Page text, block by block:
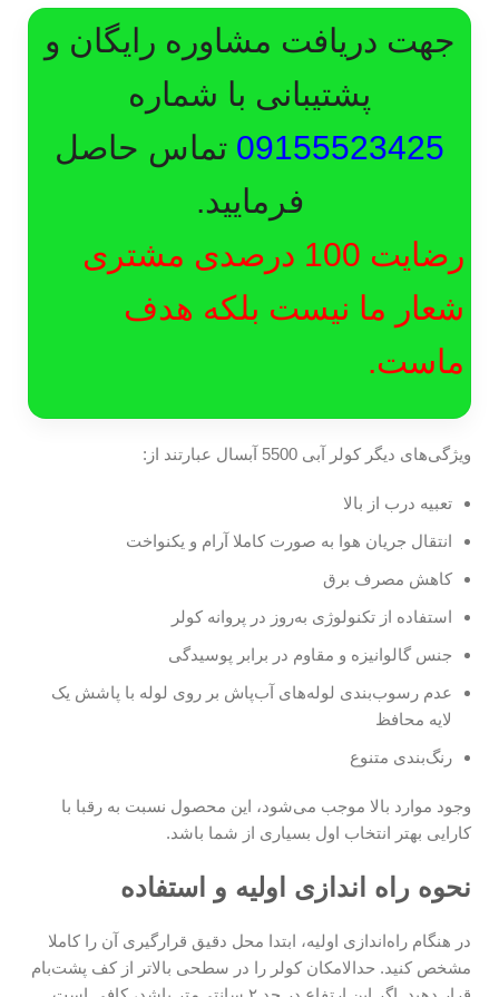
جهت دریافت مشاوره رایگان و
پشتیبانی با شماره
09155523425 تماس حاصل
فرمایید.
رضایت 100 درصدی مشتری
شعار ما نیست بلکه هدف
ماست.
ویژگی‌های دیگر کولر آبی 5500 آبسال عبارتند از:
تعبیه درب از بالا
انتقال جریان هوا به صورت کاملا آرام و یکنواخت
کاهش مصرف برق
استفاده از تکنولوژی به‌روز در پروانه کولر
جنس گالوانیزه و مقاوم در برابر پوسیدگی
عدم رسوب‌بندی لوله‌های آب‌پاش بر روی لوله با پاشش یک
لایه محافظ
رنگ‌بندی متنوع
وجود موارد بالا موجب می‌شود، این محصول نسبت به رقبا با
کارایی بهتر انتخاب اول بسیاری از شما باشد.
نحوه راه اندازی اولیه و استفاده
در هنگام راه‌اندازی اولیه، ابتدا محل دقیق قرارگیری آن را کاملا
مشخص کنید. حدالامکان کولر را در سطحی بالاتر از کف پشت‌بام